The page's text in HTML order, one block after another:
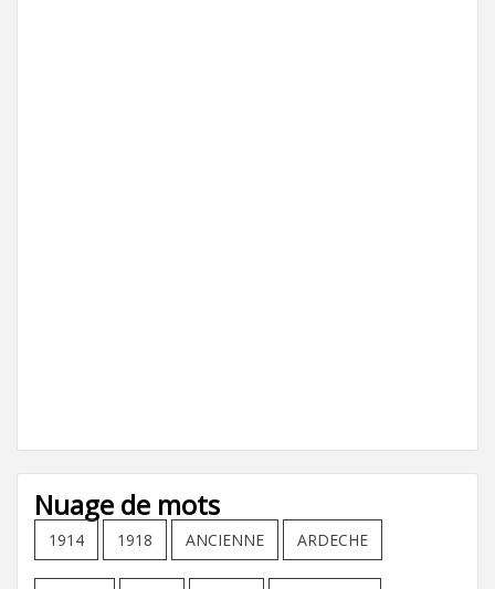
Nuage de mots
1914 1918 ANCIENNE ARDECHE